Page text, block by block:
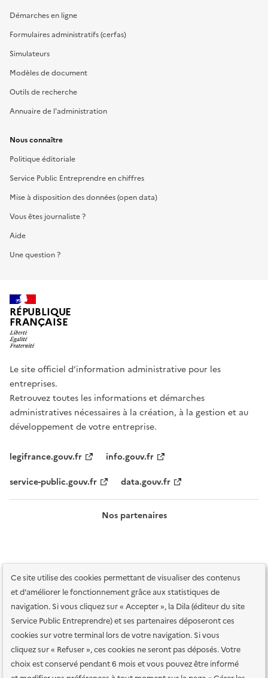
Ce site utilise des cookies permettant de visualiser des contenus
et d'améliorer le fonctionnement grâce aux statistiques de
navigation. Si vous cliquez sur « Accepter », la Dila (éditeur du site
Service Public Entreprendre) et ses partenaires déposeront ces
cookies sur votre terminal lors de votre navigation. Si vous
cliquez sur « Refuser », ces cookies ne seront pas déposés. Votre
choix est conservé pendant 6 mois et vous pouvez être informé
Démarches en ligne
Formulaires administratifs (cerfas)
Simulateurs
Modèles de document
Outils de recherche
Annuaire de l'administration
Nous connaître
Politique éditoriale
Service Public Entreprendre en chiffres
Mise à disposition des données (open data)
Vous êtes journaliste ?
Aide
Une question ?
RÉPUBLIQUE
FRANÇAISE
Le site officiel d’information administrative pour les
entreprises.
Retrouvez toutes les informations et démarches
administratives nécessaires à la création, à la gestion et au
développement de votre entreprise.
legifrance.gouv.fr
info.gouv.fr
service-public.gouv.fr
data.gouv.fr
Nos partenaires
Plan du site Accessibilité : totalement conforme
Accessibilité des
services en ligne
Mentions légales Données personnelles et sécurité
Conditions générales d'utilisation
Gestion des cookies